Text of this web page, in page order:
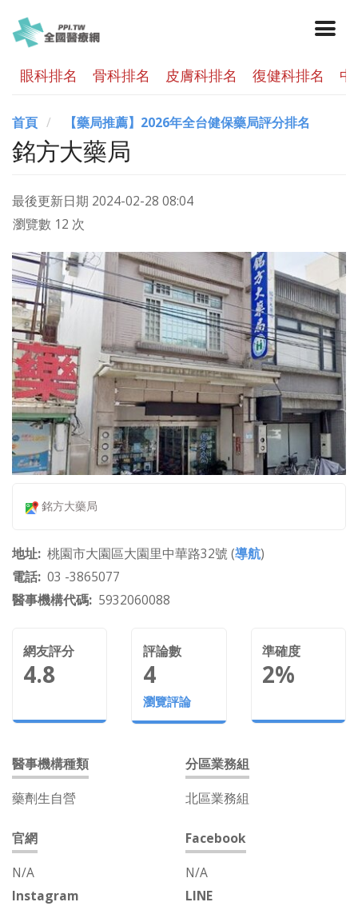
眼科排名 骨科排名 皮膚科排名 復健科排名
首頁 【藥局推薦】2026年全台健保藥局評分排名
銘方大藥局
最後更新日期 2024-02-28 08:04
瀏覽數 12 次
銘方大藥局
地址 桃園市大園區大園里中華路32號 (導航)
電話 03 -3865077
醫事機構代碼 5932060088
網友評分
4.8
評論數
4
瀏覽評論
準確度
2%
醫事機構種類
藥劑生自營
分區業務組
北區業務組
官網
N/A
Facebook
N/A
Instagram
LINE